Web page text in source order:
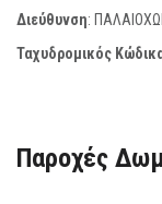
Διεύθυνση:
Ταχυδρομικός
Παροχές